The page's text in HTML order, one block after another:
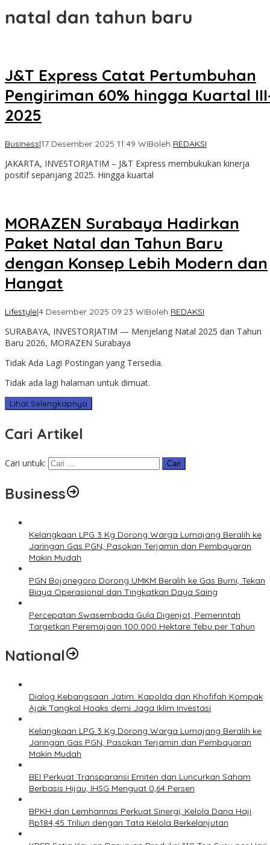
natal dan tahun baru
J&T Express Catat Pertumbuhan
Pengiriman 60% hingga Kuartal
2025
Business|17 Desember 2025 11:49 WIBoleh REDAKSI
JAKARTA, INVESTORJATIM – J&T Express membukukan kinerja
positif sepanjang 2025. Hingga kuartal
MORAZEN Surabaya Hadirkan
Paket Natal dan Tahun Baru
dengan Konsep Lebih Modern dan
Hangat
Lifestyle|4 Desember 2025 09:23 WIBoleh REDAKSI
SURABAYA, INVESTORJATIM — Menjelang Natal 2025 dan Tahun
Baru 2026, MORAZEN Surabaya
Tidak Ada Lagi Postingan yang Tersedia.
Tidak ada lagi halaman untuk dimuat.
Lihat Selengkapnya
Cari Artikel
Cari untuk:
Business
Kelangkaan LPG 3 Kg Dorong Warga Lumajang Beralih ke
Jaringan Gas PGN, Pasokan Terjamin dan Pembayaran
Makin Mudah
PGN Bojonegoro Dorong UMKM Beralih ke Gas Bumi, Tekan
Biaya Operasional dan Tingkatkan Daya Saing
Percepatan Swasembada Gula Digenjot, Pemerintah
Targetkan Peremajaan 100.000 Hektare Tebu per Tahun
National
Dialog Kebangsaan Jatim: Kapolda dan Khofifah Kompak
Ajak Tangkal Hoaks demi Jaga Iklim Investasi
Kelangkaan LPG 3 Kg Dorong Warga Lumajang Beralih ke
Jaringan Gas PGN, Pasokan Terjamin dan Pembayaran
Makin Mudah
BEI Perkuat Transparansi Emiten dan Luncurkan Saham
Berbasis Hijau, IHSG Menguat 0,64 Persen
BPKH dan Lemhannas Perkuat Sinergi, Kelola Dana Haji
Rp184,45 Triliun dengan Tata Kelola Berkelanjutan